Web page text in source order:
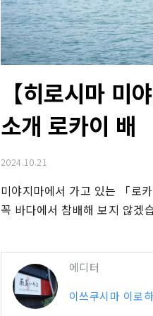
【히로시마 미
소개 로카이 배
2024.10.21
미야지마에서 가고 있는 「로
꼭 바다에서 참배해 보지 않겠
에디터
이쓰쿠시마 이로하